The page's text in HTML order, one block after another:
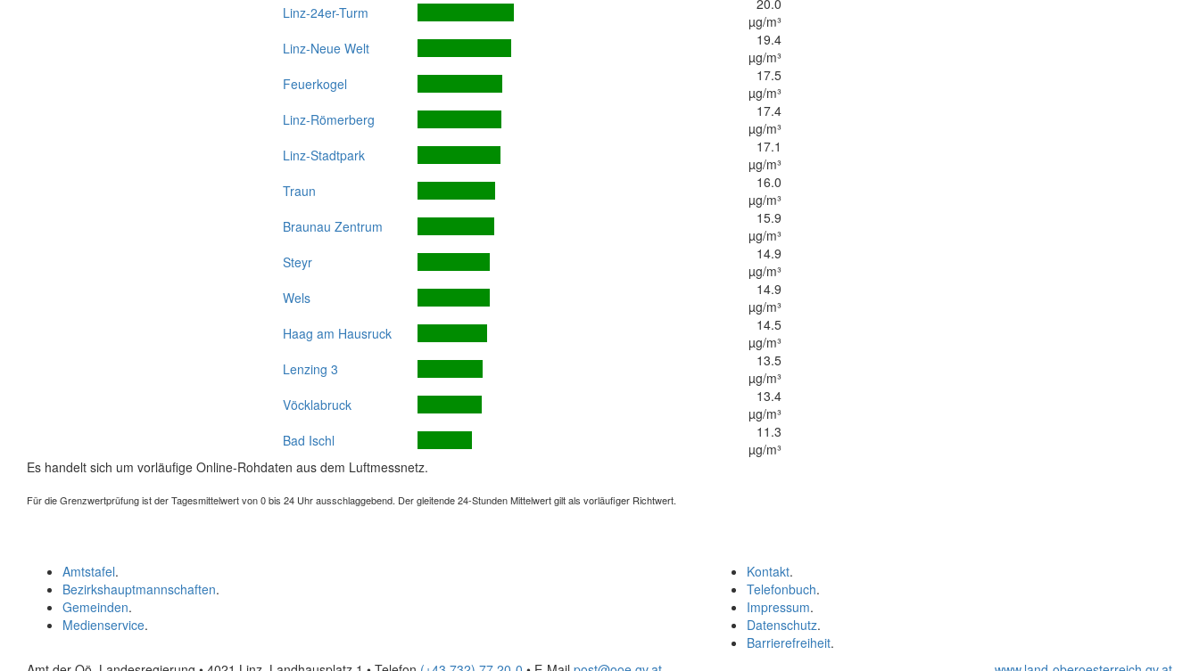
Linz-24er-Turm
20.0
µg/m³
Linz-Neue Welt
19.4
µg/m³
Feuerkogel
17.5
µg/m³
Linz-Römerberg
17.4
µg/m³
Linz-Stadtpark
17.1
µg/m³
Traun
16.0
µg/m³
Braunau Zentrum
15.9
µg/m³
Steyr
14.9
µg/m³
Wels
14.9
µg/m³
Haag am Hausruck
14.5
µg/m³
Lenzing 3
13.5
µg/m³
Vöcklabruck
13.4
µg/m³
Bad Ischl
11.3
µg/m³
Es handelt sich um vorläufige Online-Rohdaten aus dem Luftmessnetz.
Für die Grenzwertprüfung ist der Tagesmittelwert von 0 bis 24 Uhr ausschlaggebend. Der gleitende 24-Stunden Mittelwert gilt als vorläufiger Richtwert.
Kontakt.
Telefonbuch.
Impressum.
Datenschutz.
Barrierefreiheit.
Amtstafel.
Bezirkshauptmannschaften.
Gemeinden.
Medienservice.